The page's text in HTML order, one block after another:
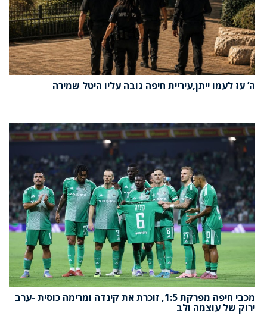
ה’ עֹז לעמו ייתן,עיריית חיפה גובה עליו היטל שמירה
מכבי חיפה מפרקת 1:5, זוכרת את קינדה ומרימה כוסית -ערב
ירוק של עוצמה ולב